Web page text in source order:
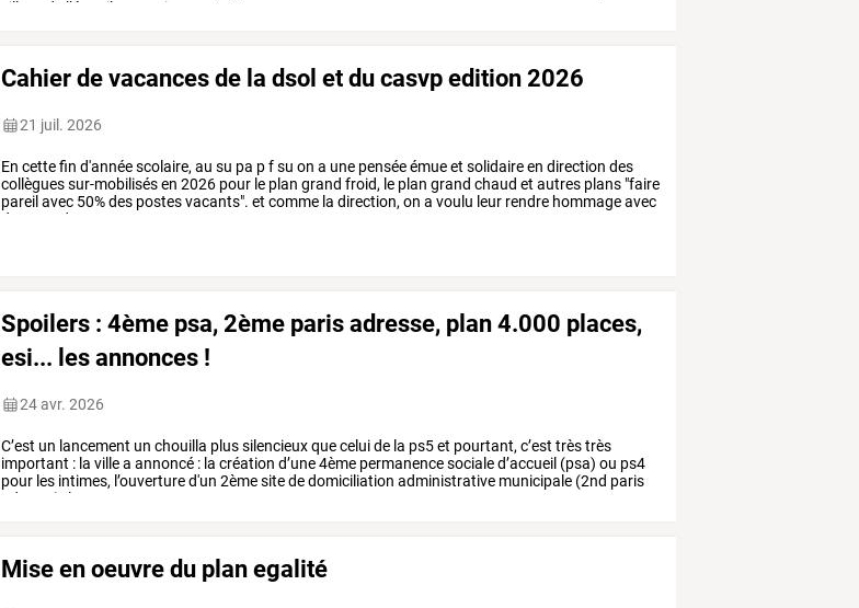
ville
de l’état, ils organisent
Cahier de vacances de la dsol et du casvp edition 2026
21 juil. 2026
En cettefin d'annéescolaire,au su pa pfsu on a une penséeémueet solidaireen direction des
collèguessur-mobilisésen 2026 pour le plan grand froid, le plan grand chaud et autres plans "faire
pareil avec 50%des postesvacants". et comme la direction,on a voulu leur rendre hommageavec
des
grands
Spoilers : 4ème psa, 2ème paris adresse, plan 4.000 places,
esi... les annonces !
24 avr. 2026
C’est un lancement un chouilla plussilencieuxqueceluide la ps5et pourtant, c’est trèstrès
important : la villea annoncé : la création d’une4ème permanencesocialed’accueil (psa) ou ps4
pour les intimes, l’ouvertured'un 2èmesitededomiciliation administrative municipale (2nd paris
adresse).
le
Mise en oeuvre du plan egalité